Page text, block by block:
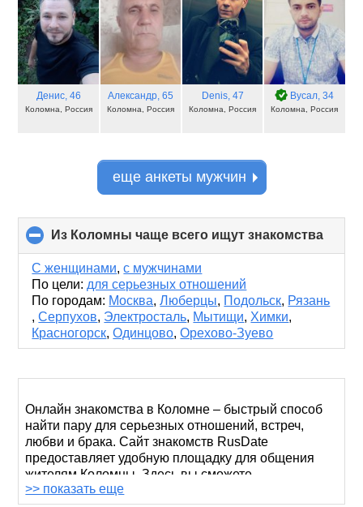
Денис, 46
Коломна, Россия
Александр, 65
Коломна, Россия
Denis, 47
Коломна, Россия
Вусал, 34
Коломна, Россия
еще анкеты мужчин
Из Коломны чаще всего ищут знакомства
to
С женщинами,с мужчинами
По цели: для серьезных отношений
По городам: Москва,Люберцы, Подольск, Рязань
,Серпухов, Электросталь, Мытищи, Химки,
Красногорск,Одинцово,Орехово-Зуево
Онлайн знакомства в Коломне – быстрый способ
найти пару для серьезных отношений, встреч,
любви и брака. Сайт знакомств RusDate
предоставляет удобную площадку для общения
жителям Коломны. Здесь вы сможете
познакомиться с одинокими людьми, которые хотят
>> показать еще